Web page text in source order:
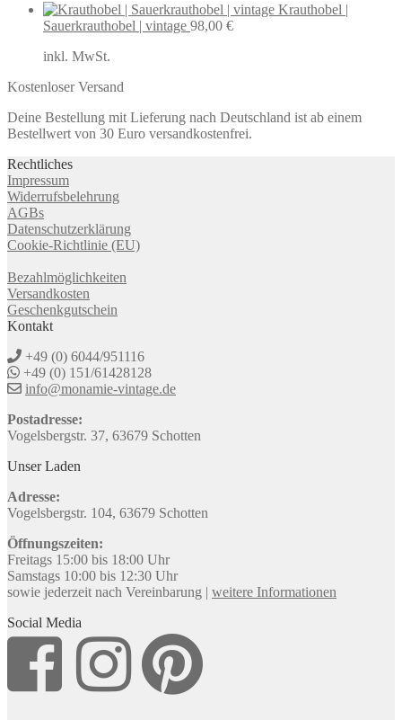
Krauthobel |
Sauerkrauthobel | vintage 98,00 €
inkl. MwSt.
Kostenloser Versand
Deine Bestellung mit Lieferung nach Deutschland ist ab einem
Bestellwert von 30 Euro versandkostenfrei.
Rechtliches
Impressum
Widerrufsbelehrung
AGBs
Datenschutzerklärung
Cookie-Richtlinie (EU)
Bezahlmöglichkeiten
Versandkosten
Geschenkgutschein
Kontakt
+49 (0) 6044/951116
+49 (0) 151/61428128
info@monamie-vintage.de
Postadresse:
Vogelsbergstr. 37, 63679 Schotten
Unser Laden
Adresse:
Vogelsbergstr. 104, 63679 Schotten
Öffnungszeiten:
Freitags 15:00 bis 18:00 Uhr
Samstags 10:00 bis 12:30 Uhr
sowie jederzeit nach Vereinbarung | weitere Informationen
Social Media